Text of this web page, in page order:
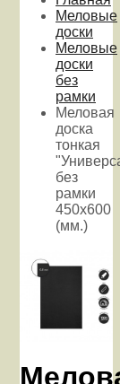
Меловые
доски
Меловые
доски
без
рамки
Меловая
доска
тонкая
без
рамки
450х600
(мм.)